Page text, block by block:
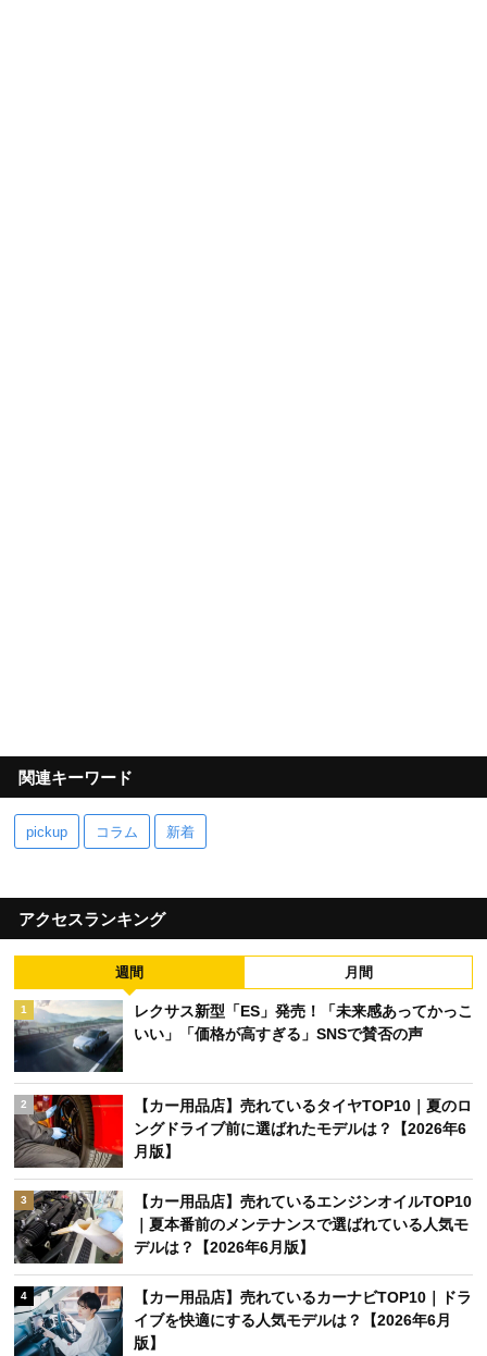
関連キーワード
pickup コラム 新着
アクセスランキング
週間 月間
1
レクサス新型「ES」発売！「未来感あってかっこ
いい」「価格が高すぎる」SNSで賛否の声
2
【カー用品店】売れているタイヤTOP10｜夏のロ
ングドライブ前に選ばれたモデルは？【2026年6
月版】
3
【カー用品店】売れているエンジンオイルTOP10
｜夏本番前のメンテナンスで選ばれている人気モ
デルは？【2026年6月版】
4
【カー用品店】売れているカーナビTOP10｜ドラ
イブを快適にする人気モデルは？【2026年6月
版】